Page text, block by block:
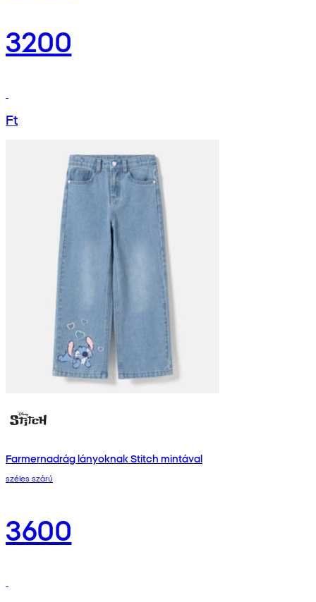
3200
Ft
Farmernadrág lányoknak Stitch mintával
széles szárú
3600